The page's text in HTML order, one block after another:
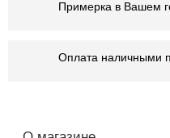
Примерка в Вашем
Оплата наличными